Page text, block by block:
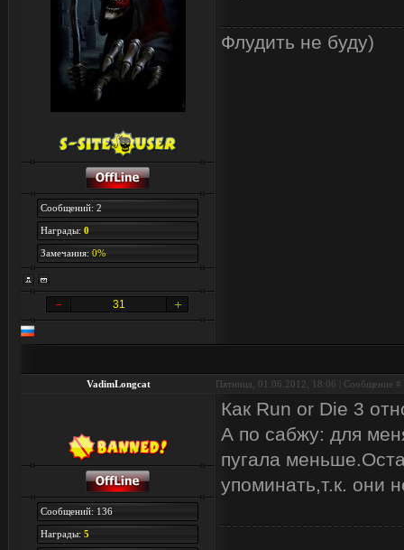
Сообщений: 2
Награды: 0
Замечания: 0%
31
Флудить не буду)
VadimLongcat Пятница, 01.06.2012, 18:06 | Сообщение #
Сообщений: 136
Награды: 5
Как Run or Die 3
А по сабжу: для
пугала
упоминать,т.к. они